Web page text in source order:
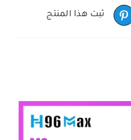
ثبت هذا المنتج